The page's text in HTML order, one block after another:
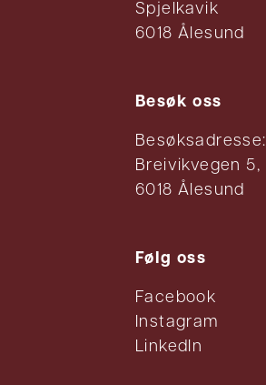
Spjelkavik
6018 Ålesund
Besøk oss
Besøksadresse:
Breivikvegen 5,
6018 Ålesund
Følg oss
Facebook
Instagram
LinkedIn